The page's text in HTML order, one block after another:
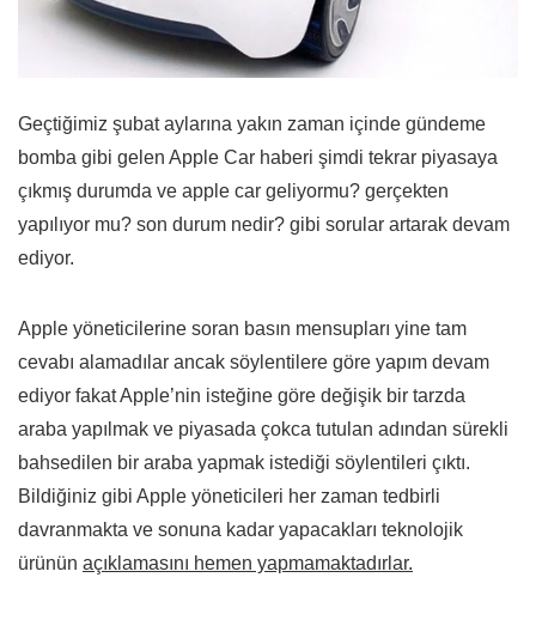
Geçtiğimiz şubat aylarına yakın zaman içinde gündeme
bomba gibi gelen Apple Car haberi şimdi tekrar piyasaya
çıkmış durumda ve apple car geliyormu? gerçekten
yapılıyor mu? son durum nedir? gibi sorular artarak devam
ediyor.
Apple yöneticilerine soran basın mensupları yine tam
cevabı alamadılar ancak söylentilere göre yapım devam
ediyor fakat Apple’nin isteğine göre değişik bir tarzda
araba yapılmak ve piyasada çokca tutulan adından sürekli
bahsedilen bir araba yapmak istediği söylentileri çıktı.
Bildiğiniz gibi Apple yöneticileri her zaman tedbirli
davranmakta ve sonuna kadar yapacakları teknolojik
ürünün açıklamasını hemen yapmamaktadırlar.